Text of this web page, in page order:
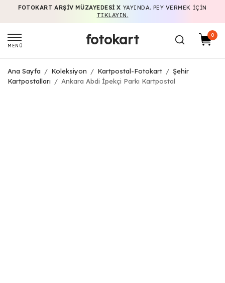
FOTOKART ARŞIV MÜZAYEDESI X YAYINDA. PEY VERMEK IÇIN
TIKLAYIN.
MENÜ fotokart 0
Ana Sayfa / Koleksiyon / Kartpostal-Fotokart / Şehir
Kartpostalları
/ Ankara Abdi İpekçi Parkı Kartpostal